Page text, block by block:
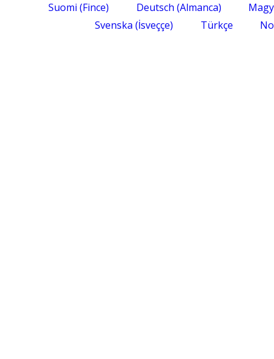
Suomi (Fince) Deutsch (Almanca)
Svenska (İsveççe) Türkçe